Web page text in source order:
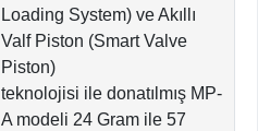
Loading System) ve Akıllı
Valf Piston (Smart Valve
Piston)
teknolojisi ile donatılmış MP-
A modeli 24 Gram ile 57